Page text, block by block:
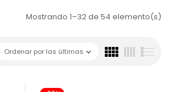
Mostrando 1–32 de 54 elemento(s)
Ordenar por las últimas